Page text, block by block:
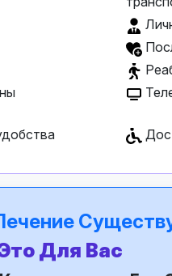
Для Вас